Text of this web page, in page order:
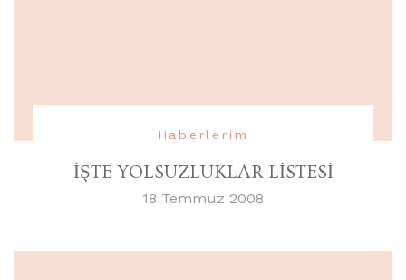
Haberlerim
İŞTE YOLSUZLUKLAR LİSTESİ
18 Temmuz 2008